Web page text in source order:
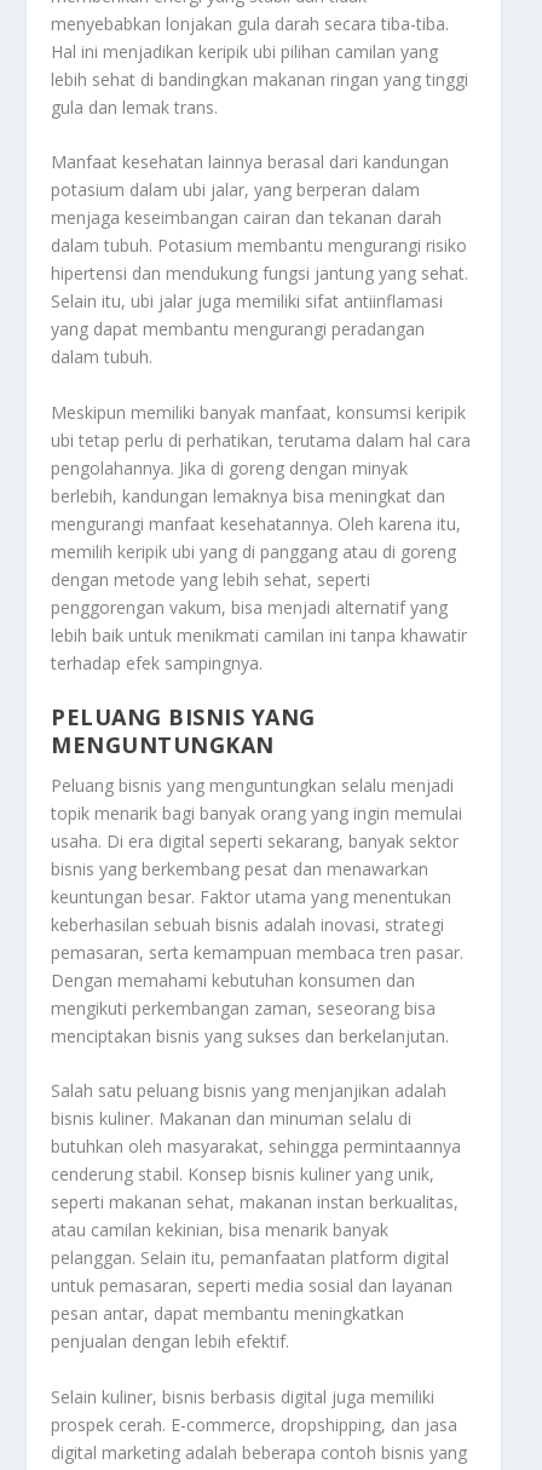
menyebabkan lonjakan gula darah secara tiba-tiba.
Hal ini menjadikan keripik ubi pilihan camilan yang
lebih sehat di bandingkan makanan ringan yang tinggi
gula dan lemak trans.
Manfaat kesehatan lainnya berasal dari kandungan
potasium dalam ubi jalar, yang berperan dalam
menjaga keseimbangan cairan dan tekanan darah
dalam tubuh. Potasium membantu mengurangi risiko
hipertensi dan mendukung fungsi jantung yang sehat.
Selain itu, ubi jalar juga memiliki sifat antiinflamasi
yang dapat membantu mengurangi peradangan
dalam tubuh.
Meskipun memiliki banyak manfaat, konsumsi keripik
ubi tetap perlu di perhatikan, terutama dalam hal cara
pengolahannya. Jika di goreng dengan minyak
berlebih, kandungan lemaknya bisa meningkat dan
mengurangi manfaat kesehatannya. Oleh karena itu,
memilih keripik ubi yang di panggang atau di goreng
dengan metode yang lebih sehat, seperti
penggorengan vakum, bisa menjadi alternatif yang
lebih baik untuk menikmati camilan ini tanpa khawatir
terhadap efek sampingnya.
PELUANG BISNIS YANG
MENGUNTUNGKAN
Peluang bisnis yang menguntungkan selalu menjadi
topik menarik bagi banyak orang yang ingin memulai
usaha. Di era digital seperti sekarang, banyak sektor
bisnis yang berkembang pesat dan menawarkan
keuntungan besar. Faktor utama yang menentukan
keberhasilan sebuah bisnis adalah inovasi, strategi
pemasaran, serta kemampuan membaca tren pasar.
Dengan memahami kebutuhan konsumen dan
mengikuti perkembangan zaman, seseorang bisa
menciptakan bisnis yang sukses dan berkelanjutan.
Salah satu peluang bisnis yang menjanjikan adalah
bisnis kuliner. Makanan dan minuman selalu di
butuhkan oleh masyarakat, sehingga permintaannya
cenderung stabil. Konsep bisnis kuliner yang unik,
seperti makanan sehat, makanan instan berkualitas,
atau camilan kekinian, bisa menarik banyak
pelanggan. Selain itu, pemanfaatan platform digital
untuk pemasaran, seperti media sosial dan layanan
pesan antar, dapat membantu meningkatkan
penjualan dengan lebih efektif.
Selain kuliner, bisnis berbasis digital juga memiliki
prospek cerah. E-commerce, dropshipping, dan jasa
digital marketing adalah beberapa contoh bisnis yang